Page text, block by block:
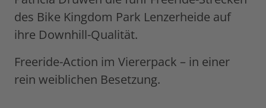
des Bike Kingdom Park Lenzerheide auf
ihre Downhill-Qualität.
Freeride-Action im Viererpack – in einer
rein weiblichen Besetzung.